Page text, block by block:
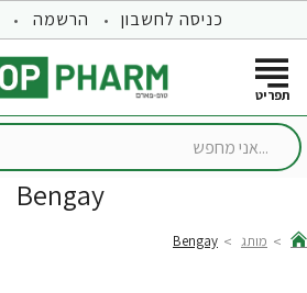
כניסה לחשבון הרשמה
...אני
Bengay
מותג Bengay